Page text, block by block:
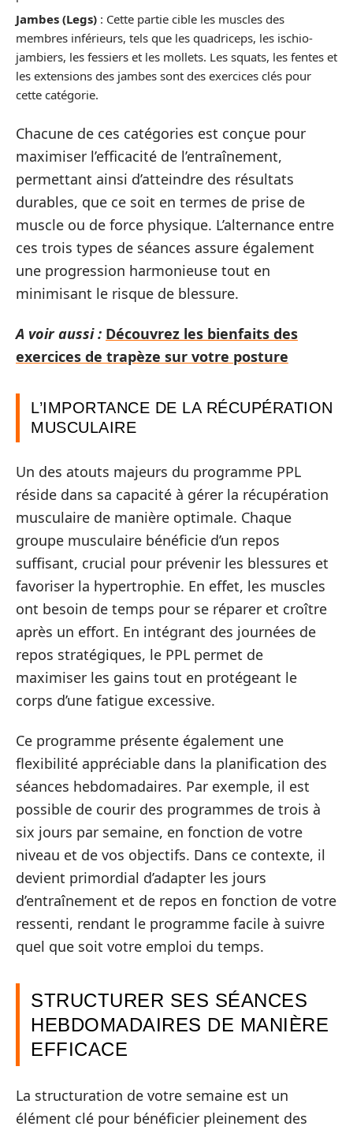
Jambes (Legs) : Cette partie cible les muscles des
membres inférieurs, tels que les quadriceps, les ischio-
jambiers, les fessiers et les mollets. Les squats, les fentes et
les extensions des jambes sont des exercices clés pour
cette catégorie.
Chacune de ces catégories est conçue pour
maximiser l’efficacité de l’entraînement,
permettant ainsi d’atteindre des résultats
durables, que ce soit en termes de prise de
muscle ou de force physique. L’alternance entre
ces trois types de séances assure également
une progression harmonieuse tout en
minimisant le risque de blessure.
A voir aussi : Découvrez les bienfaits des
exercices de trapèze sur votre posture
L’IMPORTANCE DE LA RÉCUPÉRATION
MUSCULAIRE
Un des atouts majeurs du programme PPL
réside dans sa capacité à gérer la récupération
musculaire de manière optimale. Chaque
groupe musculaire bénéficie d’un repos
suffisant, crucial pour prévenir les blessures et
favoriser la hypertrophie. En effet, les muscles
ont besoin de temps pour se réparer et croître
après un effort. En intégrant des journées de
repos stratégiques, le PPL permet de
maximiser les gains tout en protégeant le
corps d’une fatigue excessive.
Ce programme présente également une
flexibilité appréciable dans la planification des
séances hebdomadaires. Par exemple, il est
possible de courir des programmes de trois à
six jours par semaine, en fonction de votre
niveau et de vos objectifs. Dans ce contexte, il
devient primordial d’adapter les jours
d’entraînement et de repos en fonction de votre
ressenti, rendant le programme facile à suivre
quel que soit votre emploi du temps.
STRUCTURER SES SÉANCES
HEBDOMADAIRES DE MANIÈRE
EFFICACE
La structuration de votre semaine est un
élément clé pour bénéficier pleinement des